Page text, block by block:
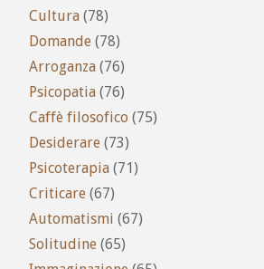
Cultura (78)
Domande (78)
Arroganza (76)
Psicopatia (76)
Caffè filosofico (75)
Desiderare (73)
Psicoterapia (71)
Criticare (67)
Automatismi (67)
Solitudine (65)